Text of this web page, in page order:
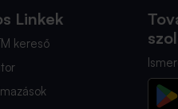
Linkek
kereső